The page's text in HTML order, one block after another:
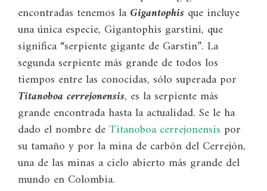
encontradas tenemos la Gigantophis que incluye
una única especie, Gigantophis garstini, que
significa “serpiente gigante de Garstin”. La
segunda serpiente más grande de todos los
tiempos entre las conocidas, sólo superada por
Titanoboa cerrejonensis, es la serpiente más
grande encontrada hasta la actualidad. Se le ha
dado el nombre deTitanoboa cerrejonensis por
su tamaño y por la mina de carbón del Cerrejón,
una de las minas a cielo abierto más grande del
mundo en Colombia.